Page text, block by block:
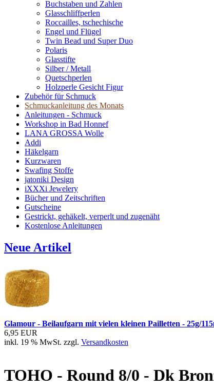
Buchstaben und Zahlen
Glasschliffperlen
Roccailles, tschechische
Engel und Flügel
Twin Bead und Super Duo
Polaris
Glasstifte
Silber / Metall
Quetschperlen
Holzperle Gesicht Figur
Zubehör für Schmuck
Schmuckanleitung des Monats
Anleitungen - Schmuck
Workshop in Bad Honnef
LANA GROSSA Wolle
Addi
Häkelgarn
Kurzwaren
Swafing Stoffe
jatoniki Design
iXXXi Jewelery
Bücher und Zeitschriften
Gutscheine
Gestrickt, gehäkelt, verperlt und zugenäht
Kostenlose Anleitungen
Neue Artikel
Glamour - Beilaufgarn mit vielen kleinen Pailletten - 25g/
6,95 EUR
inkl. 19 % MwSt. zzgl. Versandkosten
TOHO - Round 8/0 - Dk